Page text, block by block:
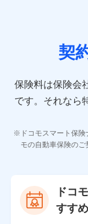
険契約に関
者の氏名、
報、建物の構
齢などの情報
【共同して利用
当社
当社又は株式
スにおけるユ
契
保険料は保険会
です。 それなら
ドコモスマート保
モの自動車保険のご
ドコ
すす